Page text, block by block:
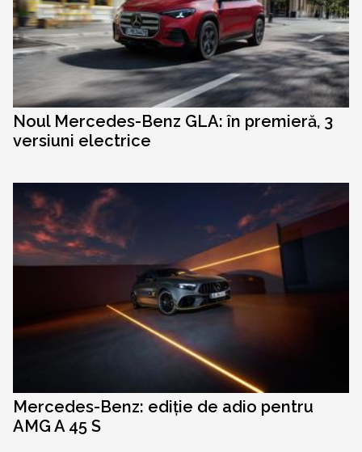
Noul Mercedes-Benz GLA: în premieră, 3
versiuni electrice
Mercedes-Benz: ediție de adio pentru
AMG A 45 S